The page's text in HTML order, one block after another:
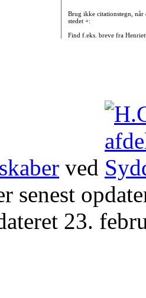
Brug ikke citationstegn, når
stedet +:
Find f.eks. breve fra
ved
senest
23.